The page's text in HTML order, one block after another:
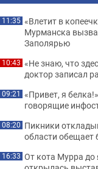
11:35 «Влетит в
Мурманска
Заполярью
10:43 «Не знаю, что
доктор записал
09:21 «Привет, я
говорящие
08:20 Пикники
области
16:33 От кота Мурра до